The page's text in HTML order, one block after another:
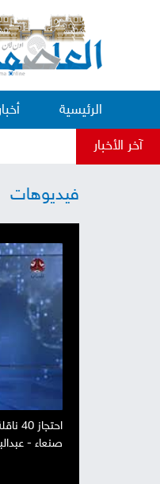
الرئيسية
آخر الأخبار
فيديوهات
صنعاء -